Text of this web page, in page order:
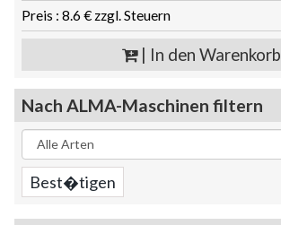
Preis : 8.6 € zzgl. Steuern
| In den Warenkorb
Nach ALMA-Maschinen filtern